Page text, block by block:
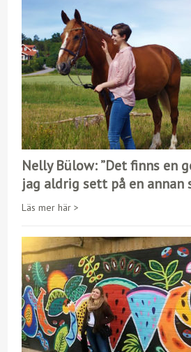
Nelly Bülow: ”Det finns en
jag aldrig sett på en annan
Läs mer här >